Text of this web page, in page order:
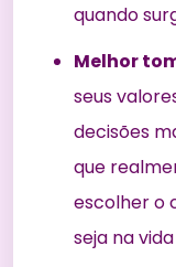
quando
Melhor
seus
decisões
que
escolher o
seja na